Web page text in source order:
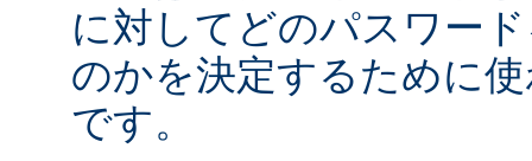
に対してどのパスワー
のかを決定するために
です。